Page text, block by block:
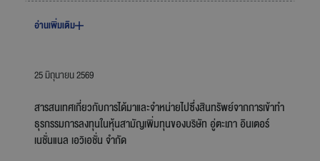
อ่านเพิ่มเติม
25 มิถุนายน 2569
สารสนเทศเกี่ยวกับการได้มาและจำหน่ายไปซึ่งสินทรัพย์จากการเข้าทำ
ธุรกรรมการลงทุนในหุ้นสามัญเพิ่มทุนของบริษัท อู่ตะเภา อินเตอร์
เนชั่นแนล เอวิเอชั่น จำกัด